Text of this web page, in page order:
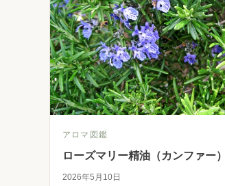
アロマ図鑑
ローズマリー精油（カンファー）
2026年5月10日